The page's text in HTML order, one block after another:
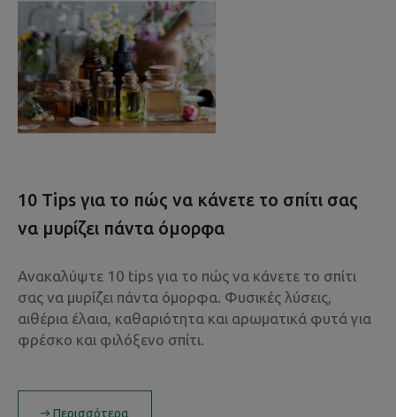
10 Tips για το πώς να κάνετε το σπίτι σας
να μυρίζει πάντα όμορφα
Ανακαλύψτε 10 tips για το πώς να κάνετε το σπίτι
σας να μυρίζει πάντα όμορφα. Φυσικές λύσεις,
αιθέρια έλαια, καθαριότητα και αρωματικά φυτά για
φρέσκο και φιλόξενο σπίτι.
Περισσότερα